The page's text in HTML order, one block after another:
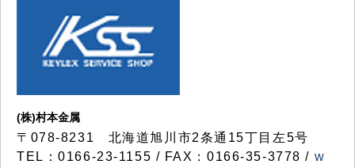
(株)村本金属
〒078-8231 北海道旭川市2条通15丁目左5号
TEL：0166-23-1155 / FAX：0166-35-3778 / w